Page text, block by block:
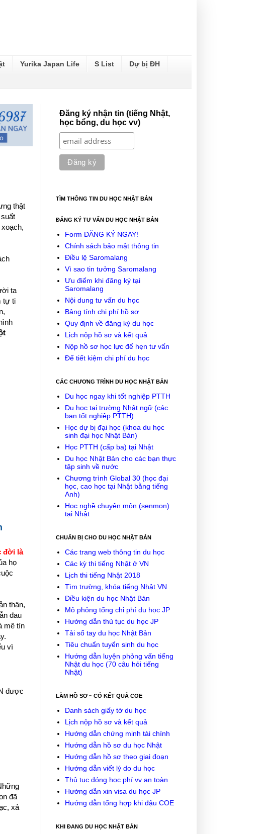
Yurika Japan Life S List Dự bị ĐH
thật
ta
tự ti
đời là
họ
thân,
đau
mê tín
vì
được
đã
xả
Đăng ký nhận tin (tiếng Nhật,
học bổng, du học vv)
TÌM THÔNG TIN DU HỌC NHẬT BẢN
ĐĂNG KÝ TƯ VẤN DU HỌC NHẬT BẢN
Form ĐĂNG KÝ NGAY!
Chính sách bảo mật thông tin
Điều lệ Saromalang
Vì sao tin tưởng Saromalang
Ưu điểm khi đăng ký tại
Saromalang
Nội dung tư vấn du học
Bảng tính chi phí hồ sơ
Quy định về đăng ký du học
Lịch nộp hồ sơ và kết quả
Nộp hồ sơ học lực để hẹn tư vấn
Để tiết kiệm chi phí du học
CÁC CHƯƠNG TRÌNH DU HỌC NHẬT BẢN
Du học ngay khi tốt nghiệp PTTH
Du học tại trường Nhật ngữ (các
bạn tốt nghiệp PTTH)
Học dự bị đại học (khoa du học
sinh đại học Nhật Bản)
Học PTTH (cấp ba) tại Nhật
Du học Nhật Bản cho các bạn thực
tập sinh về nước
Chương trình Global 30 (học đại
học, cao học tại Nhật bằng tiếng
Anh)
Học nghề chuyên môn (senmon)
tại Nhật
CHUẨN BỊ CHO DU HỌC NHẬT BẢN
Các trang web thông tin du học
Các kỳ thi tiếng Nhật ở VN
Lịch thi tiếng Nhật 2018
Tìm trường, khóa tiếng Nhật VN
Điều kiện du học Nhật Bản
Mô phỏng tổng chi phí du học JP
Hướng dẫn thủ tục du học JP
Tải sổ tay du học Nhật Bản
Tiêu chuẩn tuyển sinh du học
Hướng dẫn luyện phỏng vấn tiếng
Nhật du học (70 câu hỏi tiếng
Nhật)
LÀM HỒ SƠ ~ CÓ KẾT QUẢ COE
Danh sách giấy tờ du học
Lịch nộp hồ sơ và kết quả
Hướng dẫn chứng minh tài chính
Hướng dẫn hồ sơ du học Nhật
Hướng dẫn hồ sơ theo giai đoạn
Hướng dẫn viết lý do du học
Thủ tục đóng học phí vv an toàn
Hướng dẫn xin visa du học JP
Hướng dẫn tổng hợp khi đậu COE
KHI ĐANG DU HỌC NHẬT BẢN